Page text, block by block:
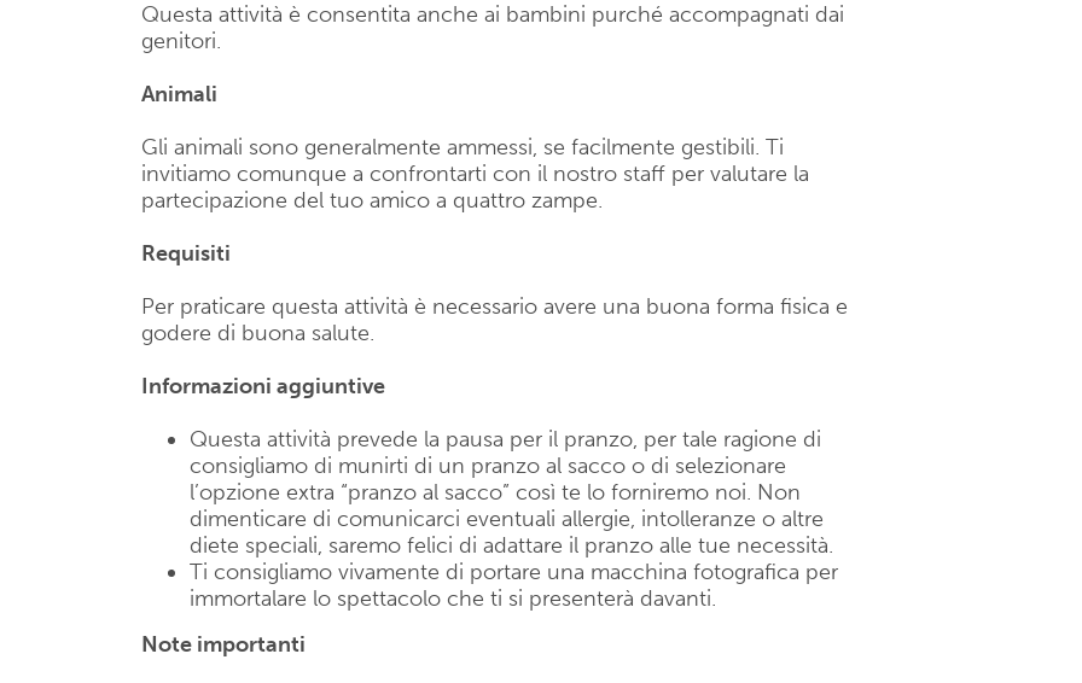
Questa attività è consentita anche ai bambini purché accompagnati dai
genitori.
Animali
Gli animali sono generalmente ammessi, se facilmente gestibili. Ti
invitiamo comunque a confrontarti con il nostro staff per valutare la
partecipazione del tuo amico a quattro zampe.
Requisiti
Per praticare questa attività è necessario avere una buona forma fisica e
godere di buona salute.
Informazioni aggiuntive
Questa attività prevede la pausa per il pranzo, per tale ragione di
consigliamo di munirti di un pranzo al sacco o di selezionare
l’opzione extra “pranzo al sacco” così te lo forniremo noi. Non
dimenticare di comunicarci eventuali allergie, intolleranze o altre
diete speciali, saremo felici di adattare il pranzo alle tue necessità.
Ti consigliamo vivamente di portare una macchina fotografica per
immortalare lo spettacolo che ti si presenterà davanti.
Note importanti